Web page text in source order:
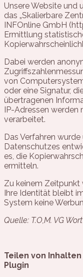
Unsere Website und
das „Skalierbare
INFOnline GmbH
Ermittlung
Dabei werden
von
oder eine Signatur,
übertragenen
IP-Adressen werden
verarbeitet.
Das Verfahren
Datenschutzes
es, die
ermitteln.
Zu keinem Zeitpunkt
Ihre Identität bleibt
System keine
Quelle: T.O,M. VG Wort
Teilen von
Plugin